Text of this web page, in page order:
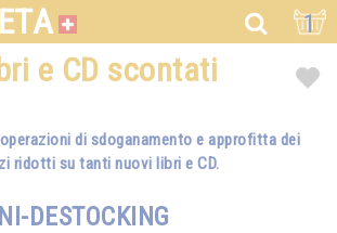
1
e CD scontati
di sdoganamento e approfitta dei
ridotti su tanti nuovi libri e CD.
DESTOCKING